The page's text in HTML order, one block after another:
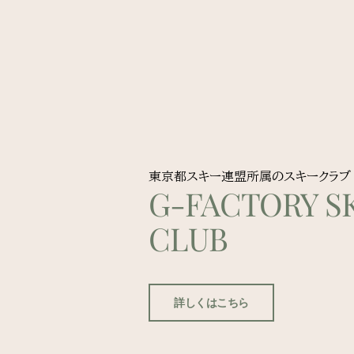
東京都スキー連盟所属のスキークラブ
G-FACTORY
CLUB
詳しくはこちら